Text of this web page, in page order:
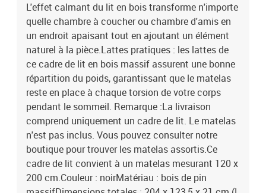
L'effet calmant du lit en bois transforme n'importe
quelle chambre à coucher ou chambre d'amis en
un endroit apaisant tout en ajoutant un élément
naturel à la pièce.Lattes pratiques : les lattes de
ce cadre de lit en bois massif assurent une bonne
répartition du poids, garantissant que le matelas
reste en place à chaque torsion de votre corps
pendant le sommeil. Remarque :La livraison
comprend uniquement un cadre de lit. Le matelas
n'est pas inclus. Vous pouvez consulter notre
boutique pour trouver les matelas assortis.Ce
cadre de lit convient à un matelas mesurant 120 x
200 cm.Couleur : noirMatériau : bois de pin